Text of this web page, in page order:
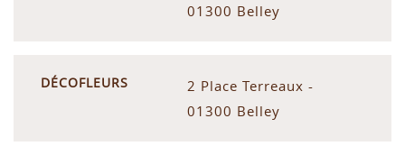
01300 Belley
DÉCOFLEURS
2 Place Terreaux -
01300 Belley